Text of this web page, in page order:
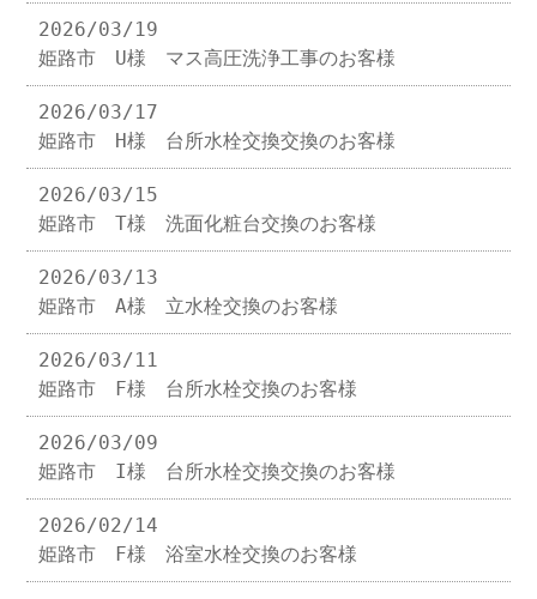
2026/03/19
姫路市 U様 マス高圧洗浄工事のお客様
2026/03/17
姫路市 H様 台所水栓交換交換のお客様
2026/03/15
姫路市 T様 洗面化粧台交換のお客様
2026/03/13
姫路市 A様 立水栓交換のお客様
2026/03/11
姫路市 F様 台所水栓交換のお客様
2026/03/09
姫路市 I様 台所水栓交換交換のお客様
2026/02/14
姫路市 F様 浴室水栓交換のお客様